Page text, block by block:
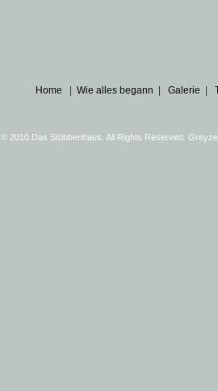
Home |Wie alles begann |Galerie |
© 2010 Das Stübbenhaus. All Rights Reserved.